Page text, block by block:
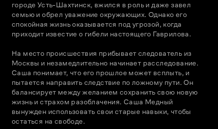
городе Усть-Шахтинск, вжился в роль и даже завел
семью и обрел уважение окружающих. Однако его
спокойная жизнь оказывается под угрозой, когда
приходит известие о гибели настоящего Гаврилова.
На место происшествия прибывает следователь из
Москвы и незамедлительно начинает расследование.
Саша понимает, что его прошлое может всплыть, и
пытается направить следствие по ложному пути. Он
балансирует между желанием сохранить свою новую
жизнь и страхом разоблачения. Саша Медный
вынужден использовать свои старые навыки, чтобы
остаться на свободе.